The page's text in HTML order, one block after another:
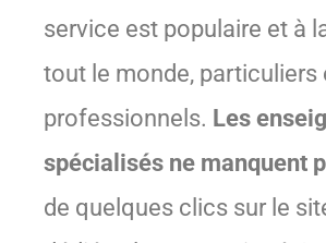
service est populaire et à
tout le monde, particuliers
professionnels. Les
spécialisés ne manquent
de quelques clics sur le